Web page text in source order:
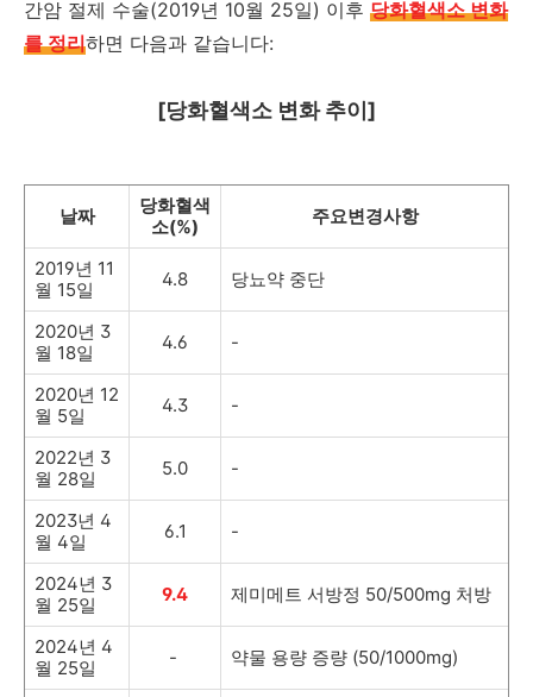
간암 절제 수술(2019년 10월 25일) 이후 당화혈색소 변화
를 정리하면 다음과 같습니다:
[당화혈색소 변화 추이]
날짜
당화혈색
소(%)
주요변경사항
2019년 11
월 15일
4.8 당뇨약 중단
2020년 3
월 18일
4.6 -
2020년 12
월 5일
4.3 -
2022년 3
월 28일
5.0 -
2023년 4
월 4일
6.1 -
2024년 3
월 25일
9.4 제미메트 서방정 50/500mg 처방
2024년 4
월 25일
- 약물 용량 증량 (50/1000mg)